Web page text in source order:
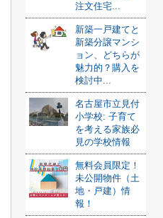
注文住宅...
新築一戸建てと
新築分譲マンシ
ョン、どちらが
魅力的？購入を
検討中...
名古屋市立見付
小学校: 子育て
を考える家族必
見の学校情報
無料会員限定！
未公開物件（土
地・戸建）情
報！